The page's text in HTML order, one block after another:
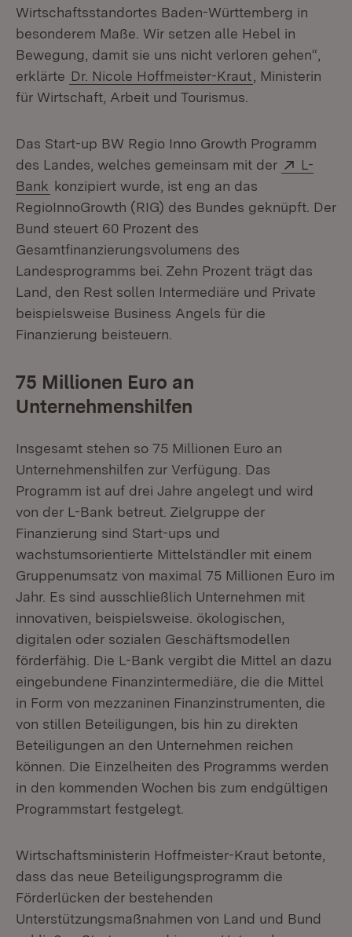
Wirtschaftsstandortes Baden-Württemberg in
besonderem Maße. Wir setzen alle Hebel in
Bewegung, damit sie uns nicht verloren gehen“,
erklärte Dr. Nicole Hoffmeister-Kraut , Ministerin
für Wirtschaft, Arbeit und Tourismus.
Das Start-up BW Regio Inno Growth Programm
des Landes, welches gemeinsam mit der
Extern:
L-
Bank (Öffnet in neuem Fenster)
konzipiert wurde, ist eng an das
RegioInnoGrowth (RIG) des Bundes geknüpft. Der
Bund steuert 60 Prozent des
Gesamtfinanzierungsvolumens des
Landesprogramms bei. Zehn Prozent trägt das
Land, den Rest sollen Intermediäre und Private
beispielsweise Business Angels für die
Finanzierung beisteuern.
75 Millionen Euro an
Unternehmenshilfen
Insgesamt stehen so 75 Millionen Euro an
Unternehmenshilfen zur Verfügung. Das
Programm ist auf drei Jahre angelegt und wird
von der L-Bank betreut. Zielgruppe der
Finanzierung sind Start-ups und
wachstumsorientierte Mittelständler mit einem
Gruppenumsatz von maximal 75 Millionen Euro im
Jahr. Es sind ausschließlich Unternehmen mit
innovativen, beispielsweise. ökologischen,
digitalen oder sozialen Geschäftsmodellen
förderfähig. Die L-Bank vergibt die Mittel an dazu
eingebundene Finanzintermediäre, die die Mittel
in Form von mezzaninen Finanzinstrumenten, die
von stillen Beteiligungen, bis hin zu direkten
Beteiligungen an den Unternehmen reichen
können. Die Einzelheiten des Programms werden
in den kommenden Wochen bis zum endgültigen
Programmstart festgelegt.
Wirtschaftsministerin Hoffmeister-Kraut betonte,
dass das neue Beteiligungsprogramm die
Förderlücken der bestehenden
Unterstützungsmaßnahmen von Land und Bund